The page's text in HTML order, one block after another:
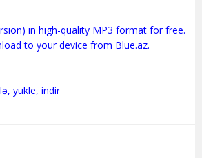
in high-quality MP3 format for free.
to your device from Blue.az.